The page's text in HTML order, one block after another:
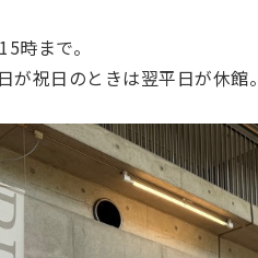
時まで。
祝日のときは翌平日が休館。